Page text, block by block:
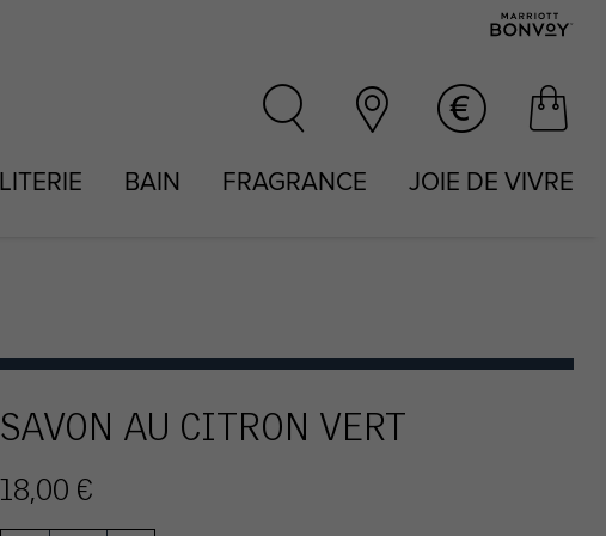
LITERIE BAIN FRAGRANCE JOIE DE VIVRE
SAVON AU CITRON VERT
18,00 €